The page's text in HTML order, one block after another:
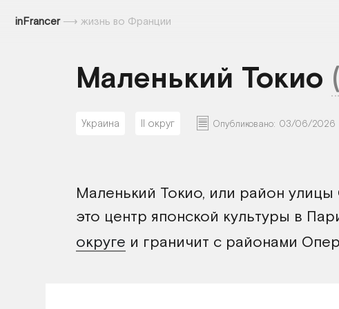
inFrancer⟶ жизнь во Франции
Маленький Токио
Украина II округ Опубликовано: 03/06/2026
Маленький Токио, или район
это центр японской культуры в
округе и граничит с районами